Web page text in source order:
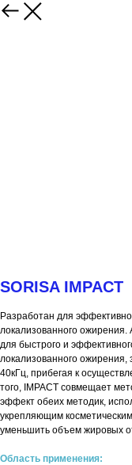
Назад
SORISA IMPACT
Разработан для
локализованного
для быстрого и
локализованного ожирения,
40кГц, прибегая к
того, IMPACT совмещает
эффект обеих методик,
укрепляющим
уменьшить объем жировых
Область применения: